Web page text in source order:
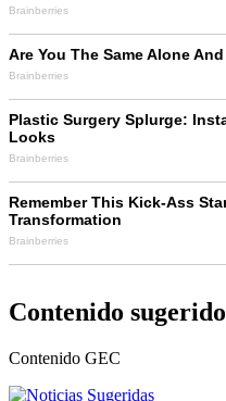
Contenido sugerido
Contenido GEC